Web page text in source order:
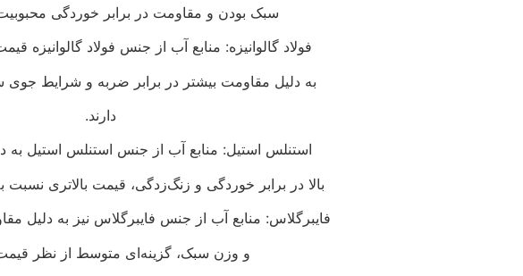
سبک بودن و مقاومت در برابر خوردگی محبوبیت
فولاد گالوانیزه: منابع آب از جنس فولاد گالوانیزه
به دلیل مقاومت بیشتر در برابر ضربه و شرایط
دارند.
استنلس استیل: منابع آب از جنس استنلس استیل به
بالا در برابر خوردگی و زنگ‌زدگی، قیمت بالاتری نسبت
فایبرگلاس: منابع آب از جنس فایبرگلاس نیز به دلیل
و وزن سبک، گزینه‌ای متوسط از نظر